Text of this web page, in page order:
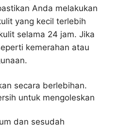
Anda melakukan
yang kecil terlebih
selama 24 jam. Jika
kemerahan atau
secara berlebihan.
untuk mengoleskan
dan sesudah